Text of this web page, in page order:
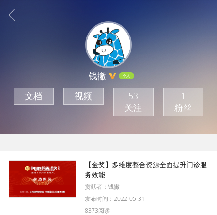
钱撇 个人
文档 视频
53
关注
1
粉丝
【金奖】多维度整合资源全面提升门诊服
务效能
贡献者： 钱撇
发布时间： 2022-05-31
8373阅读